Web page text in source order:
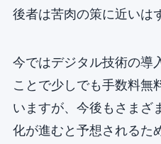
後者は苦肉の策に近いは
今ではデジタル技術の導
ことで少しでも手数料無
いますが、今後もさまざ
化が進むと予想されるた